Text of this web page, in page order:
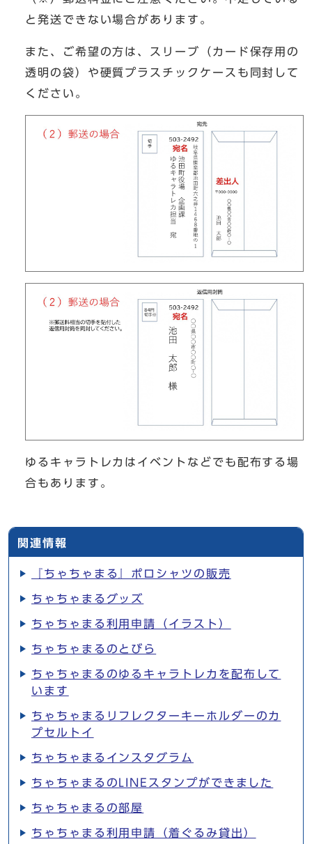
と発送できない場合があります。
また、ご希望の方は、スリーブ（カード保存用の
透明の袋）や硬質プラスチックケースも同封して
ください。
ゆるキャラトレカはイベントなどでも配布する場
合もあります。
関連情報
『ちゃちゃまる』ポロシャツの販売
ちゃちゃまるグッズ
ちゃちゃまる利用申請（イラスト）
ちゃちゃまるのとびら
ちゃちゃまるのゆるキャラトレカを配布して
います
ちゃちゃまるリフレクターキーホルダーのカ
プセルトイ
ちゃちゃまるインスタグラム
ちゃちゃまるのLINEスタンプができました
ちゃちゃまるの部屋
ちゃちゃまる利用申請（着ぐるみ貸出）